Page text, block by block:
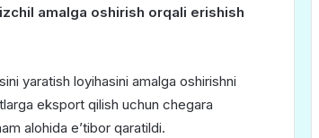
amalga oshirish orqali erishish
yaratish loyihasini amalga oshirishni
eksport qilish uchun chegara
alohida eʼtibor qaratildi.